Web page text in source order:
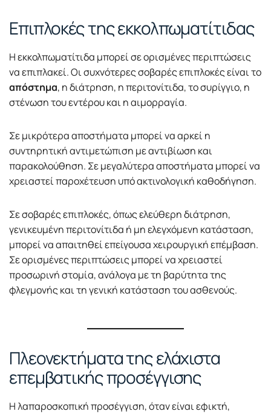
Επιπλοκές της εκκολπωματίτιδας
Η εκκολπωματίτιδα μπορεί σε ορισμένες περιπτώσεις
να επιπλακεί. Οι συχνότερες σοβαρές επιπλοκές είναι το
απόστημα, η διάτρηση, η περιτονίτιδα, το συρίγγιο, η
στένωση του εντέρου και η αιμορραγία.
Σε μικρότερα αποστήματα μπορεί να αρκεί η
συντηρητική αντιμετώπιση με αντιβίωση και
παρακολούθηση. Σε μεγαλύτερα αποστήματα μπορεί να
χρειαστεί παροχέτευση υπό ακτινολογική καθοδήγηση.
Σε σοβαρές επιπλοκές, όπως ελεύθερη διάτρηση,
γενικευμένη περιτονίτιδα ή μη ελεγχόμενη κατάσταση,
μπορεί να απαιτηθεί επείγουσα χειρουργική επέμβαση.
Σε ορισμένες περιπτώσεις μπορεί να χρειαστεί
προσωρινή στομία, ανάλογα με τη βαρύτητα της
φλεγμονής και τη γενική κατάσταση του ασθενούς.
Πλεονεκτήματα της ελάχιστα
επεμβατικής προσέγγισης
Η λαπαροσκοπική προσέγγιση, όταν είναι εφικτή,